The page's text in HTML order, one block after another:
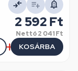
2 592 Ft
Nettó2 041 Ft
KOSÁRBA